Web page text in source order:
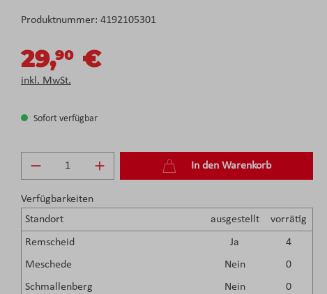
Produktnummer: 4192105301
29,90 €
inkl. MwSt.
Sofort verfügbar
Produkt Anzahl: Gib den gewünschten
In den Warenkorb
Verfügbarkeiten
Standort
ausgestellt vorrätig
Remscheid Ja
4
Meschede
Nein
0
Schmallenberg
Nein
0